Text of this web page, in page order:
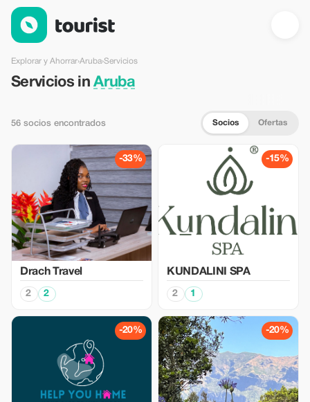
Servicios en Aruba — Tourist
Explorar y Ahorrar›Aruba›Servicios
Servicios inAruba
56 socios encontrados Socios Ofertas
-33%
Drach Travel
2 2
-15%
KUNDALINI SPA
2 1
-20% -20%